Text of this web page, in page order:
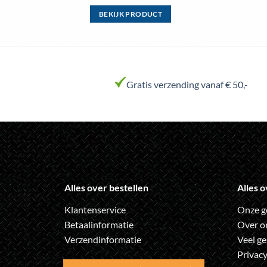
BEKIJK PRODUCT
variaties.
kan
gekozen
worden
op
de
productpagina
Gratis verzending vanaf € 50,-
Alles over bestellen
Klantenservice
Betaalinformatie
Verzendinformatie
Alles
Onze
Over
Veel